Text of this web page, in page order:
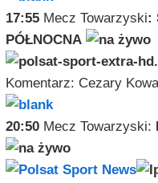
17:55 Mecz Towarzyski:
PÓŁNOCNA
Komentarz: Cezary
20:50 Mecz Towarzyski: